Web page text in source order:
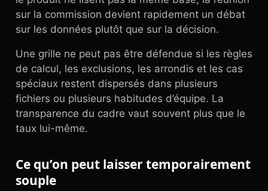
sur la commission devient rapidement un débat
sur les données plutôt que sur la décision.
Une grille ne peut pas être défendue si les règles
de calcul, les exclusions, les arrondis et les cas
spéciaux restent dispersés dans plusieurs
fichiers ou plusieurs habitudes d’équipe. La
transparence du cadre vaut souvent plus que le
taux lui-même.
Ce qu’on peut laisser temporairement
souple